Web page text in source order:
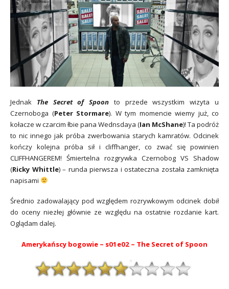
Jednak The Secret of Spoon to przede wszystkim wizyta u
Czernoboga (Peter Stormare). W tym momencie wiemy już, co
kołacze w czarcim łbie pana Wednsdaya (Ian McShane)! Ta podróż
to nic innego jak próba zwerbowania starych kamratów. Odcinek
kończy kolejna próba sił i cliffhanger, co zwać się powinien
CLIFFHANGEREM! Śmiertelna rozgrywka Czernobog VS Shadow
(Ricky Whittle) – runda pierwsza i ostateczna została zamknięta
napisami
Średnio zadowalający pod względem rozrywkowym odcinek dobił
do oceny niezłej głównie ze względu na ostatnie rozdanie kart.
Oglądam dalej.
Amerykańscy bogowie – s01e02 – The Secret of Spoon